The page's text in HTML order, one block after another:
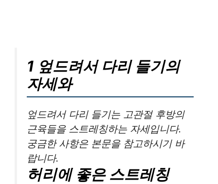
1 엎드려서 다리 들기의
자세와
엎드려서 다리 들기는 고관절 후방의
근육들을 스트레칭하는 자세입니다.
궁금한 사항은 본문을 참고하시기 바
랍니다.
허리에 좋은 스트레칭